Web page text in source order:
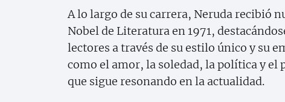
A lo largo de su carrera, Neruda recibió
Nobel de Literatura en 1971,
lectores a través de su estilo único y su
como el amor, la soledad, la política y
que sigue resonando en la actualidad.